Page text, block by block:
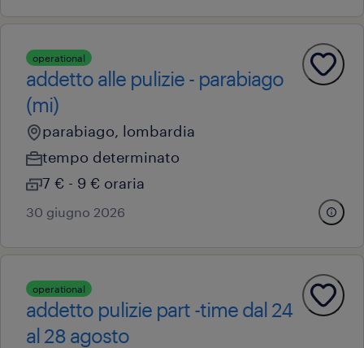
operational
addetto alle pulizie - parabiago
(mi)
parabiago, lombardia
tempo determinato
7 € - 9 € oraria
30 giugno 2026
operational
addetto pulizie part -time dal 24
al 28 agosto